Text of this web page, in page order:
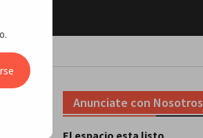
Anunciate con Nosotros
El espacio esta listo